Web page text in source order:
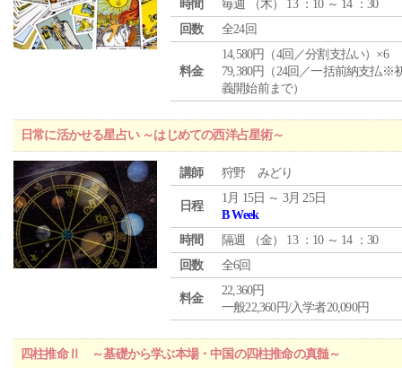
時間
毎週 （木） 13 ：10 ～ 14 ：30
回数
全24回
料金
14,580円（4回／分割支払い）×6
79,380円（24回／一括前納支払※
義開始前まで）
日常に活かせる星占い ～はじめての西洋占星術～
講師 狩野 みどり
日程
1月 15日 ～ 3月 25日
B Week
時間
隔週 （金） 13 ：10 ～ 14 ：30
回数
全6回
料金
22,360円
一般22,360円/入学者20,090円
四柱推命Ⅱ ～基礎から学ぶ本場・中国の四柱推命の真髄～